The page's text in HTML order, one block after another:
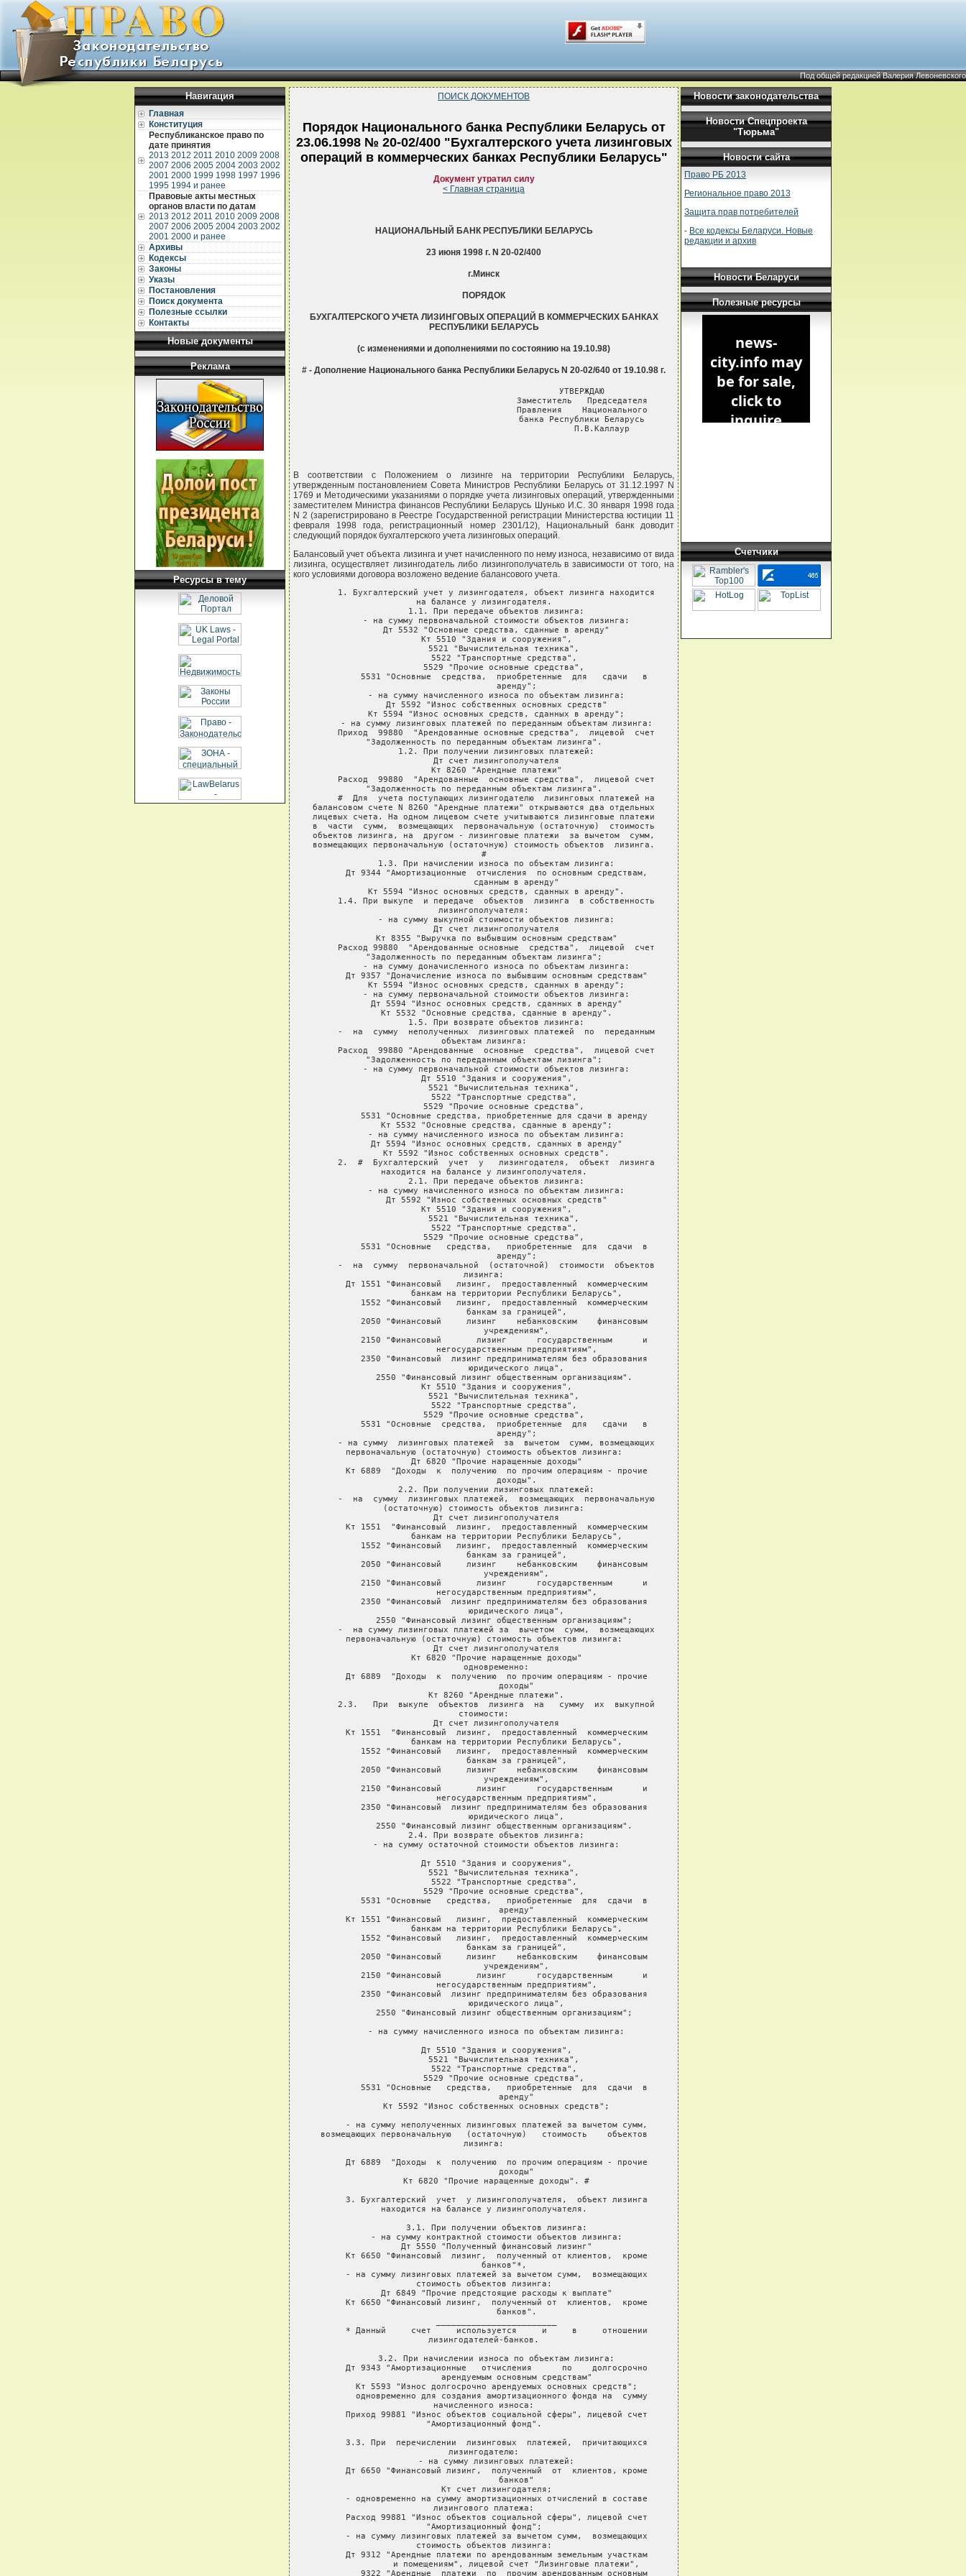
Под общей редакцией Валерия Левоневского
Навигация
Главная
Конституция
Республиканское право по
дате принятия
2013 2012 2011 2010 2009 2008
2007 2006 2005 2004 2003 2002
2001 2000 1999 1998 1997 1996
1995 1994 и ранее
Правовые акты местных
органов власти по датам
2013 2012 2011 2010 2009 2008
2007 2006 2005 2004 2003 2002
2001 2000 и ранее
Архивы
Кодексы
Законы
Указы
Постановления
Поиск документа
Полезные ссылки
Контакты
Новые документы
Реклама
Ресурсы в тему
ПОИСК ДОКУМЕНТОВ
Порядок Национального банка Республики Беларусь от
23.06.1998 № 20-02/400 "Бухгалтерского учета лизинговых
операций в коммерческих банках Республики Беларусь"
Документ утратил силу
< Главная страница
НАЦИОНАЛЬНЫЙ БАНК РЕСПУБЛИКИ БЕЛАРУСЬ
23 июня 1998 г. N 20-02/400
г.Минск
ПОРЯДОК
БУХГАЛТЕРСКОГО УЧЕТА ЛИЗИНГОВЫХ ОПЕРАЦИЙ В КОММЕРЧЕСКИХ БАНКАХ
РЕСПУБЛИКИ БЕЛАРУСЬ
(с изменениями и дополнениями по состоянию на 19.10.98)
# - Дополнение Национального банка Республики Беларусь N 20-02/640 от 19.10.98 г.
                                       УТВЕРЖДАЮ
                                       Заместитель   Председателя
                                       Правления    Национального
                                       банка Республики Беларусь
                                               П.В.Каллаур
В соответствии с Положением о лизинге на территории Республики Беларусь,
утвержденным постановлением Совета Министров Республики Беларусь от 31.12.1997 N
1769 и Методическими указаниями о порядке учета лизинговых операций, утвержденными
заместителем Министра финансов Республики Беларусь Шунько И.С. 30 января 1998 года
N 2 (зарегистрировано в Реестре Государственной регистрации Министерства юстиции 11
февраля 1998 года, регистрационный номер 2301/12), Национальный банк доводит
следующий порядок бухгалтерского учета лизинговых операций.
Балансовый учет объекта лизинга и учет начисленного по нему износа, независимо от вида
лизинга, осуществляет лизингодатель либо лизингополучатель в зависимости от того, на
кого условиями договора возложено ведение балансового учета.
     1. Бухгалтерский учет у лизингодателя, объект лизинга находится
на балансе у лизингодателя.
     1.1. При передаче объектов лизинга:
     - на сумму первоначальной стоимости объектов лизинга:
     Дт 5532 "Основные средства, сданные в аренду"
     Кт 5510 "Здания и сооружения",
        5521 "Вычислительная техника",
        5522 "Транспортные средства",
        5529 "Прочие основные средства",
        5531 "Основные  средства,  приобретенные  для   сдачи   в
             аренду";
     - на сумму начисленного износа по объектам лизинга:
     Дт 5592 "Износ собственных основных средств"
     Кт 5594 "Износ основных средств, сданных в аренду";
     - на сумму лизинговых платежей по переданным объектам лизинга:
     Приход  99880  "Арендованные основные средства",  лицевой  счет
"Задолженность по переданным объектам лизинга".
     1.2. При получении лизинговых платежей:
     Дт счет лизингополучателя
     Кт 8260 "Арендные платежи"
     Расход  99880  "Арендованные  основные средства",  лицевой счет
"Задолженность по переданным объектам лизинга".
     #  Для  учета поступающих лизингодателю  лизинговых платежей на
балансовом счете N 8260 "Арендные платежи" открываются два отдельных
лицевых счета. На одном лицевом счете учитываются лизинговые платежи
в  части  сумм,  возмещающих  первоначальную (остаточную)  стоимость
объектов лизинга, на  другом - лизинговые платежи  за вычетом  сумм,
возмещающих первоначальную (остаточную) стоимость объектов  лизинга.
#
     1.3. При начислении износа по объектам лизинга:
     Дт 9344 "Амортизационные  отчисления  по основным средствам,
             сданным в аренду"
     Кт 5594 "Износ основных средств, сданных в аренду".
     1.4. При выкупе  и передаче  объектов  лизинга  в собственность
лизингополучателя:
     - на сумму выкупной стоимости объектов лизинга:
     Дт счет лизингополучателя
     Кт 8355 "Выручка по выбывшим основным средствам"
     Расход 99880  "Арендованные основные  средства",  лицевой  счет
"Задолженность по переданным объектам лизинга";
     - на сумму доначисленного износа по объектам лизинга:
     Дт 9357 "Доначисление износа по выбывшим основным средствам"
     Кт 5594 "Износ основных средств, сданных в аренду";
     - на сумму первоначальной стоимости объектов лизинга:
     Дт 5594 "Износ основных средств, сданных в аренду"
     Кт 5532 "Основные средства, сданные в аренду".
     1.5. При возврате объектов лизинга:
     -  на  сумму  неполученных  лизинговых платежей  по  переданным
объектам лизинга:
     Расход  99880 "Арендованные  основные  средства",  лицевой счет
"Задолженность по переданным объектам лизинга";
     - на сумму первоначальной стоимости объектов лизинга:
     Дт 5510 "Здания и сооружения",
        5521 "Вычислительная техника",
        5522 "Транспортные средства",
        5529 "Прочие основные средства",
        5531 "Основные средства, приобретенные для сдачи в аренду
     Кт 5532 "Основные средства, сданные в аренду";
     - на сумму начисленного износа по объектам лизинга:
     Дт 5594 "Износ основных средств, сданных в аренду"
     Кт 5592 "Износ собственных основных средств".
     2.  #  Бухгалтерский  учет  у   лизингодателя,  объект  лизинга
находится на балансе у лизингополучателя.
     2.1. При передаче объектов лизинга:
     - на сумму начисленного износа по объектам лизинга:
     Дт 5592 "Износ собственных основных средств"
     Кт 5510 "Здания и сооружения",
        5521 "Вычислительная техника",
        5522 "Транспортные средства",
        5529 "Прочие основные средства",
        5531 "Основные   средства,   приобретенные  для  сдачи  в
             аренду";
     -  на  сумму  первоначальной  (остаточной)  стоимости  объектов
лизинга:
     Дт 1551 "Финансовый   лизинг,  предоставленный  коммерческим
             банкам на территории Республики Беларусь",
        1552 "Финансовый   лизинг,  предоставленный  коммерческим
             банкам за границей",
        2050 "Финансовый     лизинг    небанковским    финансовым
             учреждениям",
        2150 "Финансовый       лизинг      государственным      и
             негосударственным предприятиям",
        2350 "Финансовый  лизинг предпринимателям без образования
             юридического лица",
        2550 "Финансовый лизинг общественным организациям".
     Кт 5510 "Здания и сооружения",
        5521 "Вычислительная техника",
        5522 "Транспортные средства",
        5529 "Прочие основные средства",
        5531 "Основные  средства,  приобретенные  для   сдачи   в
             аренду";
     - на сумму  лизинговых платежей  за  вычетом  сумм, возмещающих
первоначальную (остаточную) стоимость объектов лизинга:
     Дт 6820 "Прочие наращенные доходы"
     Кт 6889  "Доходы  к  получению  по прочим операциям - прочие
             доходы".
     2.2. При получении лизинговых платежей:
     -  на  сумму  лизинговых платежей,  возмещающих  первоначальную
(остаточную) стоимость объектов лизинга:
     Дт счет лизингополучателя
     Кт 1551  "Финансовый  лизинг,  предоставленный  коммерческим
             банкам на территории Республики Беларусь",
        1552 "Финансовый   лизинг,  предоставленный  коммерческим
             банкам за границей",
        2050 "Финансовый     лизинг    небанковским    финансовым
             учреждениям",
        2150 "Финансовый       лизинг      государственным      и
             негосударственным предприятиям",
        2350 "Финансовый  лизинг предпринимателям без образования
             юридического лица",
        2550 "Финансовый лизинг общественным организациям";
     -  на сумму лизинговых платежей за  вычетом  сумм,  возмещающих
первоначальную (остаточную) стоимость объектов лизинга:
     Дт счет лизингополучателя
     Кт 6820 "Прочие наращенные доходы"
     одновременно:
     Дт 6889  "Доходы  к  получению  по прочим операциям - прочие
             доходы"
     Кт 8260 "Арендные платежи".
     2.3.   При  выкупе  объектов  лизинга  на   сумму  их  выкупной
стоимости:
     Дт счет лизингополучателя
     Кт 1551  "Финансовый  лизинг,  предоставленный  коммерческим
             банкам на территории Республики Беларусь",
        1552 "Финансовый   лизинг,  предоставленный  коммерческим
             банкам за границей",
        2050 "Финансовый     лизинг    небанковским    финансовым
             учреждениям",
        2150 "Финансовый       лизинг      государственным      и
             негосударственным предприятиям",
        2350 "Финансовый  лизинг предпринимателям без образования
             юридического лица",
        2550 "Финансовый лизинг общественным организациям".
     2.4. При возврате объектов лизинга:
     - на сумму остаточной стоимости объектов лизинга:

     Дт 5510 "Здания и сооружения",
        5521 "Вычислительная техника",
        5522 "Транспортные средства",
        5529 "Прочие основные средства",
        5531 "Основные   средства,   приобретенные  для  сдачи  в
             аренду"
     Кт 1551 "Финансовый   лизинг,  предоставленный  коммерческим
             банкам на территории Республики Беларусь",
        1552 "Финансовый   лизинг,  предоставленный  коммерческим
             банкам за границей",
        2050 "Финансовый     лизинг    небанковским    финансовым
             учреждениям",
        2150 "Финансовый       лизинг      государственным      и
             негосударственным предприятиям",
        2350 "Финансовый  лизинг предпринимателям без образования
             юридического лица",
        2550 "Финансовый лизинг общественным организациям";

     - на сумму начисленного износа по объектам лизинга:

     Дт 5510 "Здания и сооружения",
        5521 "Вычислительная техника",
        5522 "Транспортные средства",
        5529 "Прочие основные средства",
        5531 "Основные   средства,   приобретенные  для  сдачи  в
             аренду"
     Кт 5592 "Износ собственных основных средств";

     - на сумму неполученных лизинговых платежей за вычетом сумм,
возмещающих первоначальную   (остаточную)   стоимость    объектов
лизинга:

     Дт 6889  "Доходы  к  получению  по прочим операциям - прочие
             доходы"
     Кт 6820 "Прочие наращенные доходы". #

     3. Бухгалтерский  учет  у лизингополучателя,  объект лизинга
находится на балансе у лизингополучателя.

     3.1. При получении объектов лизинга:
     - на сумму контрактной стоимости объектов лизинга:
     Дт 5550 "Полученный финансовый лизинг"
     Кт 6650 "Финансовый  лизинг,  полученный от клиентов,  кроме
        банков"*,
     - на сумму лизинговых платежей за вычетом сумм,  возмещающих
стоимость объектов лизинга:
     Дт 6849 "Прочие предстоящие расходы к выплате"
     Кт 6650 "Финансовый лизинг,  полученный от  клиентов,  кроме
             банков".
     ________________________
     * Данный     счет     используется     и     в     отношении
лизингодателей-банков.

     3.2. При начислении износа по объектам лизинга:
     Дт 9343 "Амортизационные   отчисления      по    долгосрочно
             арендуемым основным средствам"
     Кт 5593 "Износ долгосрочно арендуемых основных средств";
       одновременно для создания амортизационного фонда на  сумму
начисленного износа:
     Приход 99881 "Износ объектов социальной сферы", лицевой счет
"Амортизационный фонд".

     3.3. При  перечислении  лизинговых  платежей,  причитающихся
лизингодателю:
     - на сумму лизинговых платежей:
     Дт 6650 "Финансовый лизинг,  полученный  от  клиентов, кроме
             банков"
     Кт счет лизингодателя;
     - одновременно на сумму амортизационных отчислений в составе
лизингового платежа:
     Расход 99881 "Износ объектов социальной сферы", лицевой счет
"Амортизационный фонд";
     - на сумму лизинговых платежей за вычетом сумм,  возмещающих
стоимость объектов лизинга:
     Дт 9312 "Арендные платежи по арендованным земельным участкам
             и помещениям", лицевой счет "Лизинговые платежи",
        9322 "Арендные  платежи  по  прочим арендованным основным
             средствам" лицевой счет "Лизинговые платежи"
     Кт 6849 "Прочи
Новости законодательства
Новости Спецпроекта
"Тюрьма"
Новости сайта
Право РБ 2013
Региональное право 2013
Защита прав потребителей
- Все кодексы Беларуси. Новые
редакции и архив
Новости Беларуси
Полезные ресурсы
Счетчики